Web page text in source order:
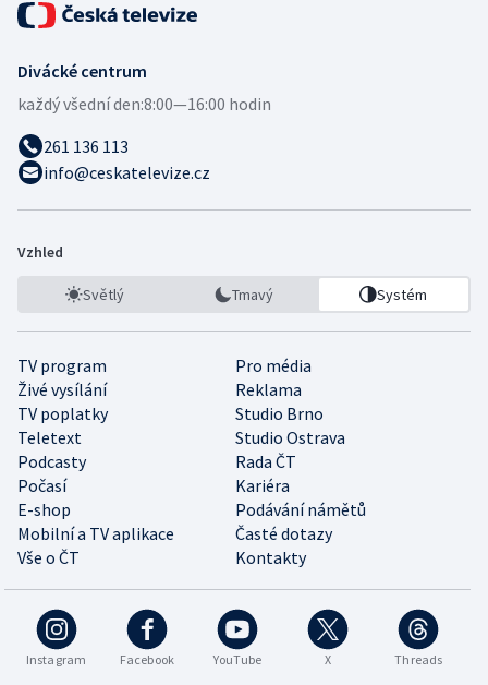
Divácké centrum
každý všední den:8:00—16:00 hodin
261 136 113
info@ceskatelevize.cz
Vzhled
Světlý Tmavý Systém
TV program
Pro média
Živé vysílání
Reklama
TV poplatky
Studio Brno
Teletext
Studio Ostrava
Podcasty
Rada ČT
Počasí
Kariéra
E-shop
Podávání námětů
Mobilní a TV aplikace
Časté dotazy
Vše o ČT
Kontakty
Instagram Facebook YouTube X Threads